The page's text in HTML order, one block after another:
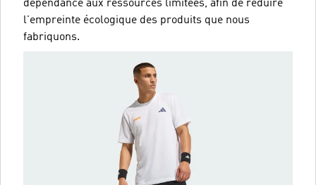
dépendance aux ressources limitées, afin de réduire
l'empreinte écologique des produits que nous
fabriquons.